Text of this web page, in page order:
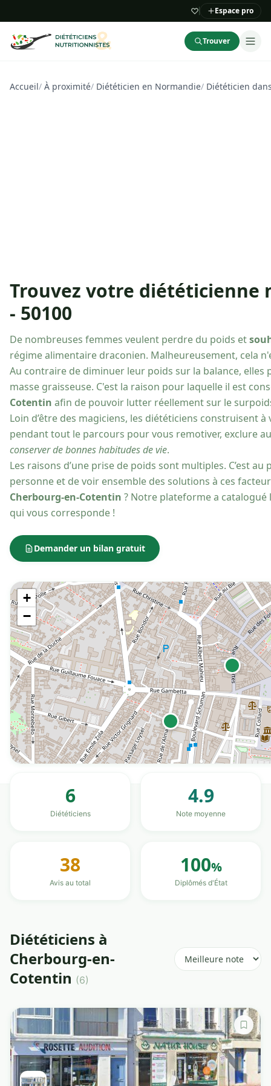
Espace pro
Trouver
Accueil/ À proximité/ Diététicien en Normandie/ Diététicien
Trouvez votre
- 50100
De nombreuses femmes veulent perdre du poids et
régime alimentaire draconien. Malheureusement, cela
Au contraire de diminuer leur poids sur la balance,
masse graisseuse. C'est la raison pour laquelle il est
Cotentin afin de pouvoir lutter réellement sur le
Loin d’être des magiciens, les diététiciens construisent
pendant tout le parcours pour vous remotiver, exclure
conserver de bonnes habitudes de vie.
Les raisons d’une prise de poids sont multiples. C’est
personne et de voir ensemble des solutions à ces
Cherbourg-en-Cotentin ? Notre plateforme a
qui vous corresponde !
Demander un bilan gratuit
+
−
6
Diététiciens
4.9
Note moyenne
38
Avis au total
100%
Diplômés d'État
Diététiciens à
Cherbourg-en-
Cotentin (6)